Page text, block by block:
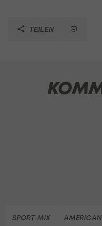
TEILEN
SPORT-MIX